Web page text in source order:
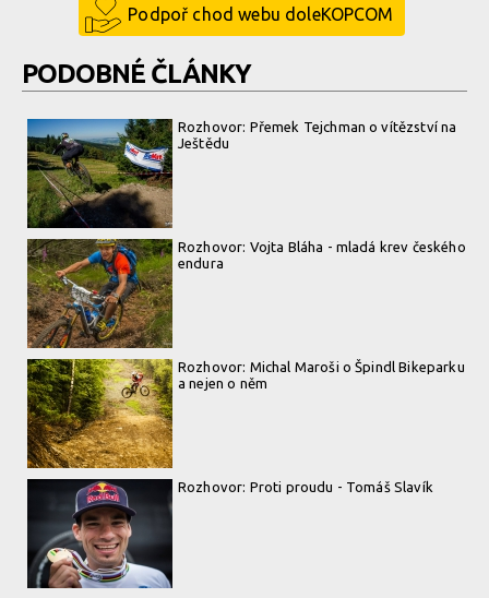
Podpoř chod webu doleKOPCOM
PODOBNÉ ČLÁNKY
Rozhovor: Přemek Tejchman o vítězství na
Ještědu
Rozhovor: Vojta Bláha - mladá krev českého
endura
Rozhovor: Michal Maroši o Špindl Bikeparku
a nejen o něm
Rozhovor: Proti proudu - Tomáš Slavík